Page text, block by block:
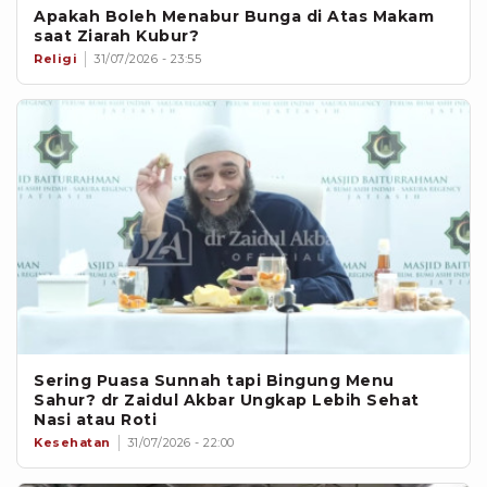
Apakah Boleh Menabur Bunga di Atas Makam
saat Ziarah Kubur?
Religi 31/07/2026 - 23:55
Sering Puasa Sunnah tapi Bingung Menu
Sahur? dr Zaidul Akbar Ungkap Lebih Sehat
Nasi atau Roti
Kesehatan 31/07/2026 - 22:00